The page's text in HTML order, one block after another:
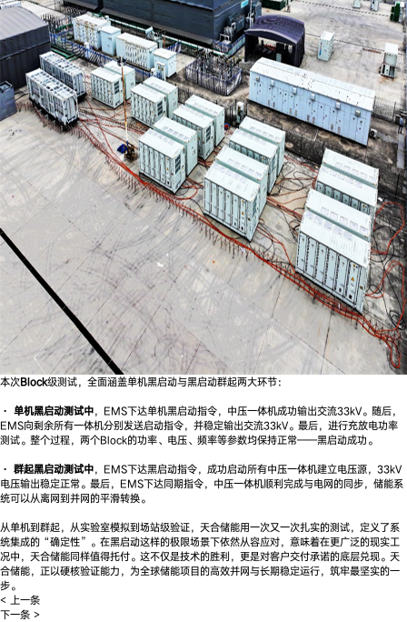
本次Block级测试，全面涵盖单机黑启动与黑启动群起两大环节：
· 单机黑启动测试中，EMS下达单机黑启动指令，中压一体机成功输出交流33kV。随后，
EMS向剩余所有一体机分别发送启动指令，并稳定输出交流33kV。最后，进行充放电功率
测试。整个过程，两个Block的功率、电压、频率等参数均保持正常——黑启动成功。
· 群起黑启动测试中，EMS下达黑启动指令，成功启动所有中压一体机建立电压源，33kV
电压输出稳定正常。最后，EMS下达同期指令，中压一体机顺利完成与电网的同步，储能系
统可以从离网到并网的平滑转换。
从单机到群起，从实验室模拟到场站级验证，天合储能用一次又一次扎实的测试，定义了系
统集成的“确定性”。在黑启动这样的极限场景下依然从容应对，意味着在更广泛的现实工
况中，天合储能同样值得托付。这不仅是技术的胜利，更是对客户交付承诺的底层兑现。天
合储能，正以硬核验证能力，为全球储能项目的高效并网与长期稳定运行，筑牢最坚实的一
步。
< 上一条
下一条 >